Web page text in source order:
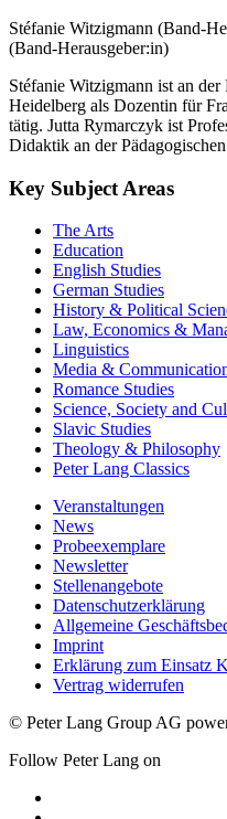
Stéfanie Witzigmann (Band-
(Band-Herausgeber:in)
Stéfanie Witzigmann ist an
Heidelberg als Dozentin für
tätig. Jutta Rymarczyk ist
Didaktik an der
Key Subject Areas
The Arts
Education
English Studies
German Studies
History & Political
Law, Economics &
Linguistics
Media &
Romance Studies
Science, Society and
Slavic Studies
Theology & Philosophy
Peter Lang Classics
Veranstaltungen
News
Probeexemplare
Newsletter
Stellenangebote
Datenschutzerklärung
Allgemeine
Imprint
Erklärung zum Einsatz
Vertrag widerrufen
© Peter Lang Group AG
Follow Peter Lang on